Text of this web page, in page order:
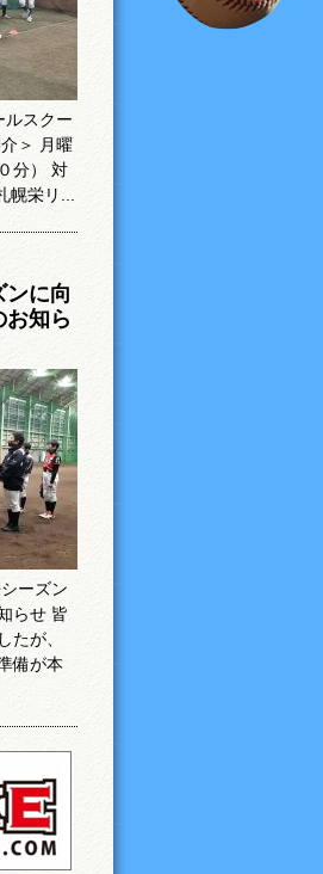
ルスクー
＞ 月曜
分） 対
栄リ...
ンに向
お知ら
ーズン
らせ 皆
たが、
備が本